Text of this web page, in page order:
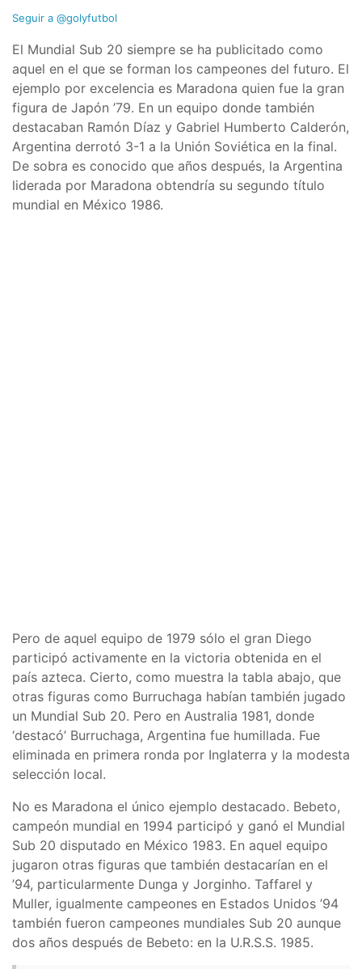
Seguir a @golyfutbol
El Mundial Sub 20 siempre se ha publicitado como
aquel en el que se forman los campeones del futuro. El
ejemplo por excelencia es Maradona quien fue la gran
figura de Japón ’79. En un equipo donde también
destacaban Ramón Díaz y Gabriel Humberto Calderón,
Argentina derrotó 3-1 a la Unión Soviética en la final.
De sobra es conocido que años después, la Argentina
liderada por Maradona obtendría su segundo título
mundial en México 1986.
Pero de aquel equipo de 1979 sólo el gran Diego
participó activamente en la victoria obtenida en el
país azteca. Cierto, como muestra la tabla abajo, que
otras figuras como Burruchaga habían también jugado
un Mundial Sub 20. Pero en Australia 1981, donde
‘destacó’ Burruchaga, Argentina fue humillada. Fue
eliminada en primera ronda por Inglaterra y la modesta
selección local.
No es Maradona el único ejemplo destacado. Bebeto,
campeón mundial en 1994 participó y ganó el Mundial
Sub 20 disputado en México 1983. En aquel equipo
jugaron otras figuras que también destacarían en el
’94, particularmente Dunga y Jorginho. Taffarel y
Muller, igualmente campeones en Estados Unidos ’94
también fueron campeones mundiales Sub 20 aunque
dos años después de Bebeto: en la U.R.S.S. 1985.